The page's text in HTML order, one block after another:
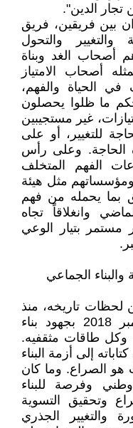
تجار الدين".
بين فريقين، فريق
والتحول
أصحاب الغد وبناة
أصحاب الامتياز
في الحياة والفهم،
ما ظلوا يحصلون
غير مستجيبين
للتغيير، أو على
الحاجة. وعلى رأس
الفهم المتخلف
ومؤسساتهم مثل هيئة
بما يحمله من فهم
وانغلاقاً تجاه
بتيار الوعي
تاريخه، منذ
استقلاله وحتى اندلاع ثورة ديسمبر 2018 بجهود بناء
طاقات مثقفيه.
إلى أزمة البناء
هو الصراع. وما كان
وفرصة للبناء
وتحقيق التسوية
والتغيير الجذري